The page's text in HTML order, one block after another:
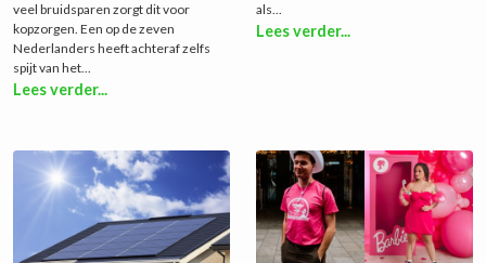
veel bruidsparen zorgt dit voor
kopzorgen. Een op de zeven
Nederlanders heeft achteraf zelfs
spijt van het...
Lees verder...
als...
Lees verder...